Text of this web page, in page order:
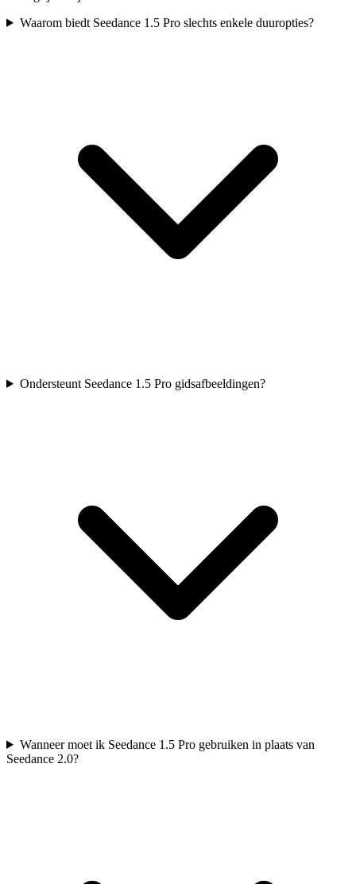
Waarom biedt Seedance 1.5 Pro slechts enkele duuropties?
Ondersteunt Seedance 1.5 Pro gidsafbeeldingen?
Wanneer moet ik Seedance 1.5 Pro gebruiken in plaats van
Seedance 2.0?